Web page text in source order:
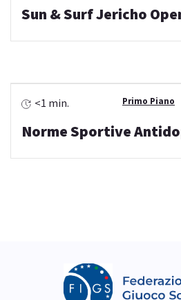
Sun & Surf Jericho
Primo Piano
<1 min.
Norme Sportive